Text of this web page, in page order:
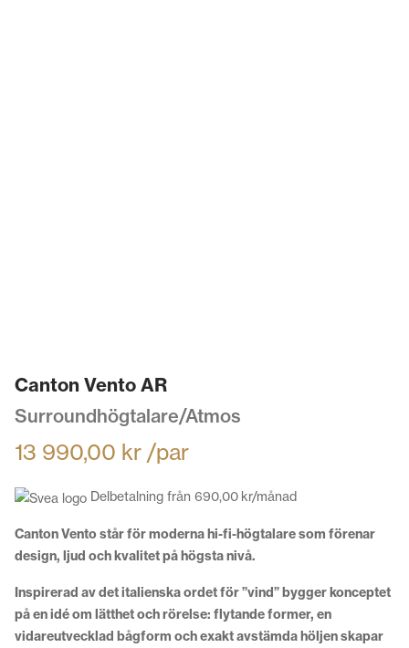
Canton Vento AR
Surroundhögtalare/Atmos
13 990,00 kr /par
Delbetalning från 690,00 kr/månad
Canton Vento står för moderna hi-fi-högtalare som förenar
design, ljud och kvalitet på högsta nivå.
Inspirerad av det italienska ordet för ”vind” bygger konceptet
på en idé om lätthet och rörelse: flytande former, en
vidareutvecklad bågform och exakt avstämda höljen skapar